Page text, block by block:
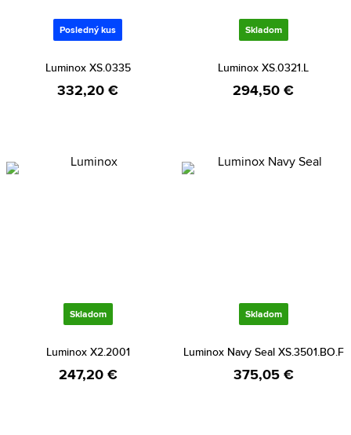
Posledný kus
Luminox XS.0335
332,20 €
Skladom
Luminox XS.0321.L
294,50 €
Skladom
Luminox X2.2001
247,20 €
Skladom
Luminox Navy Seal XS.3501.BO.F
375,05 €